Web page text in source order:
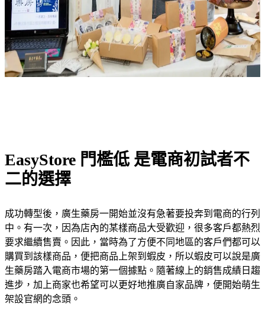
EasyStore 門檻低 是電商初試者不
二的選擇
成功轉型後，廣生藥房一開始並沒有急著要投奔到電商的行列
中。有一次，因為店內的某樣商品大受歡迎，很多客戶都熱烈
要求繼續售賣。因此，當時為了方便不同地區的客戶們都可以
購買到該樣商品，便把商品上架到蝦皮，所以蝦皮可以說是廣
生藥房踏入電商市場的第一個據點。隨著線上的銷售成績日趨
進步，加上商家也希望可以更好地推廣自家品牌，便開始萌生
架設官網的念頭。